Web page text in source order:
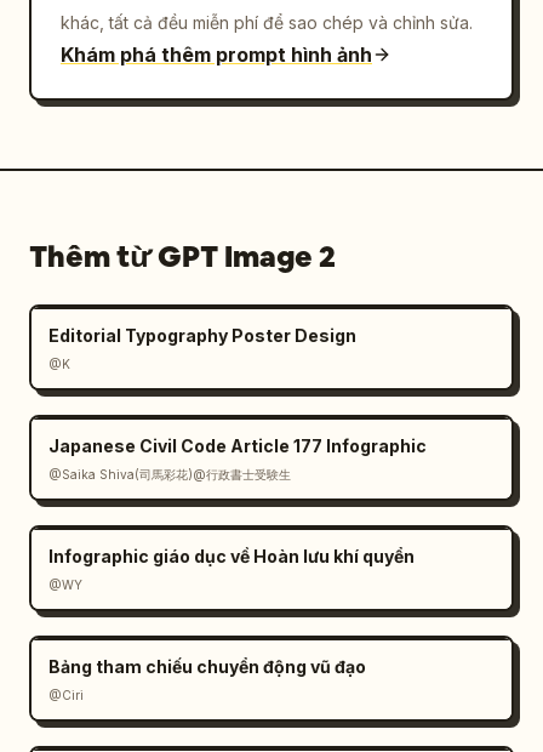
khác, tất cả đều miễn phí để sao chép và chỉnh sửa.
Khám phá thêm prompt hình ảnh
Thêm từ GPT Image 2
Editorial Typography Poster Design
@K
Japanese Civil Code Article 177 Infographic
@Saika Shiva(司馬彩花)@行政書士受験生
Infographic giáo dục về Hoàn lưu khí quyển
@WY
Bảng tham chiếu chuyển động vũ đạo
@Ciri